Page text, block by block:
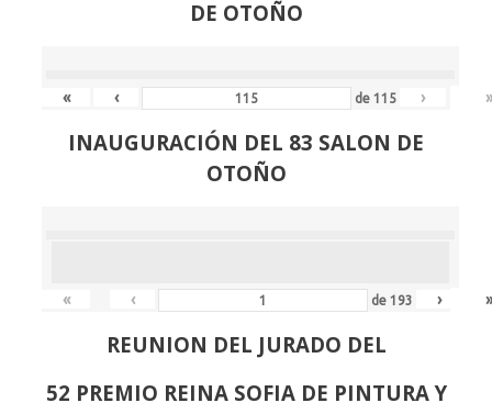
DE OTOÑO
« ‹ de115 ›
INAUGURACIÓN DEL 83 SALON DE
OTOÑO
« ‹ de193 ›
REUNION DEL JURADO DEL
52 PREMIO REINA SOFIA DE PINTURA Y